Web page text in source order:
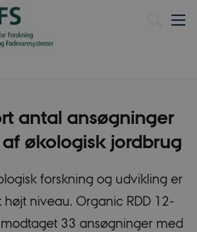
antal ansøgninger
økologisk jordbrug
forskning og udvikling er
højt niveau. Organic RDD 12-
33 ansøgninger med